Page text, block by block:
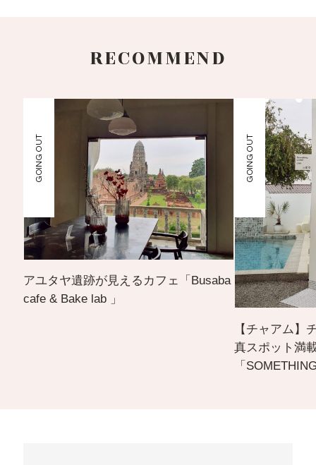
RECOMMEND
GOING OUT
アユタヤ遺跡が見えるカフェ「Busaba
cafe & Bake lab 」
GOING OUT
【チャアム】
真スポット満
「